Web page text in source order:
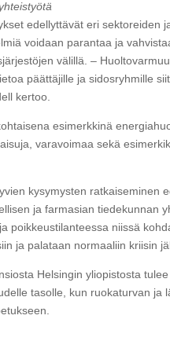
edellyttävät eri sektoreiden
voidaan parantaa ja
välillä. –
päättäjille ja sidosryhmille
kertoo.
esimerkkinä
varavoimaa sekä
kysymysten ratkaiseminen
ja farmasian tiedekunnan
poikkeustilanteessa niissä
ja palataan normaaliin kriisin
Helsingin yliopistosta
tasolle, kun ruokaturvan